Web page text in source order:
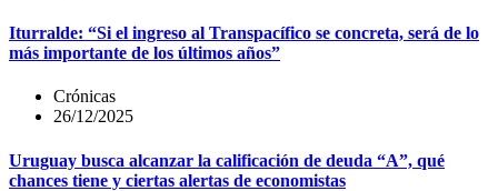
Iturralde: “Si el ingreso al Transpacífico se concreta, será de lo
más importante de los últimos años”
Crónicas
26/12/2025
Uruguay busca alcanzar la calificación de deuda “A”, qué
chances tiene y ciertas alertas de economistas